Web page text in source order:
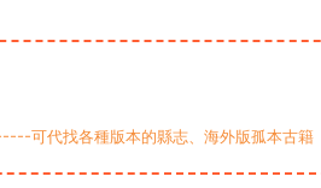
可代找各種版本的縣志、海外版孤本古籍